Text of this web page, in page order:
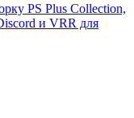
PS Plus Collection,
и VRR для